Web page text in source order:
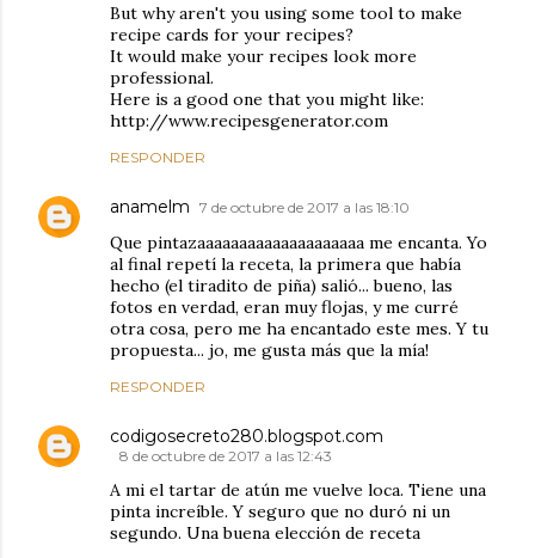
But why aren't you using some tool to make
recipe cards for your recipes?
It would make your recipes look more
professional.
Here is a good one that you might like:
http://www.recipesgenerator.com
RESPONDER
anamelm 7 de octubre de 2017 a las 18:10
Que pintazaaaaaaaaaaaaaaaaaaaa me encanta. Yo
al final repetí la receta, la primera que había
hecho (el tiradito de piña) salió... bueno, las
fotos en verdad, eran muy flojas, y me curré
otra cosa, pero me ha encantado este mes. Y tu
propuesta... jo, me gusta más que la mía!
RESPONDER
codigosecreto280.blogspot.com
8 de octubre de 2017 a las 12:43
A mi el tartar de atún me vuelve loca. Tiene una
pinta increíble. Y seguro que no duró ni un
segundo. Una buena elección de receta